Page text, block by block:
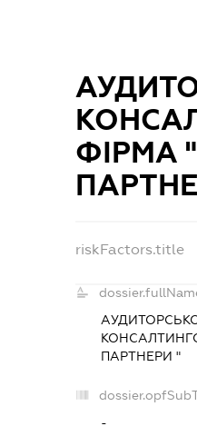
ФІРМА "
riskFactors.title
ПАРТНЕРИ "
-